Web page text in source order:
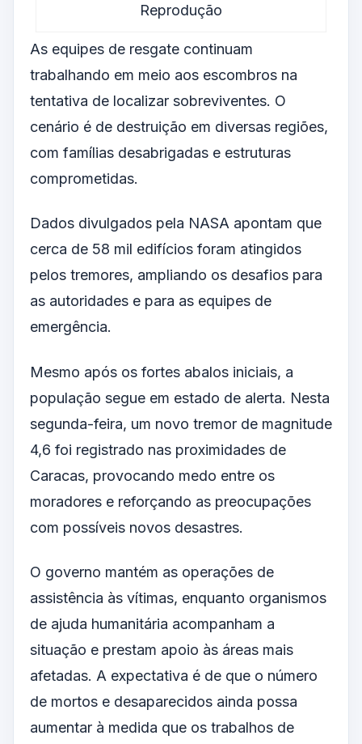
Reprodução
As equipes de resgate continuam
trabalhando em meio aos escombros na
tentativa de localizar sobreviventes. O
cenário é de destruição em diversas regiões,
com famílias desabrigadas e estruturas
comprometidas.
Dados divulgados pela NASA apontam que
cerca de 58 mil edifícios foram atingidos
pelos tremores, ampliando os desafios para
as autoridades e para as equipes de
emergência.
Mesmo após os fortes abalos iniciais, a
população segue em estado de alerta. Nesta
segunda-feira, um novo tremor de magnitude
4,6 foi registrado nas proximidades de
Caracas, provocando medo entre os
moradores e reforçando as preocupações
com possíveis novos desastres.
O governo mantém as operações de
assistência às vítimas, enquanto organismos
de ajuda humanitária acompanham a
situação e prestam apoio às áreas mais
afetadas. A expectativa é de que o número
de mortos e desaparecidos ainda possa
aumentar à medida que os trabalhos de